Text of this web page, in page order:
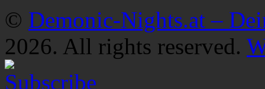
© Demonic-Nights.at –
2026. All rights reserved.